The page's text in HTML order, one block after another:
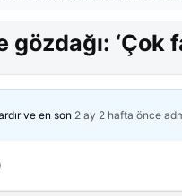
gözdağı:
ve en son 2 ay 2 hafta önce